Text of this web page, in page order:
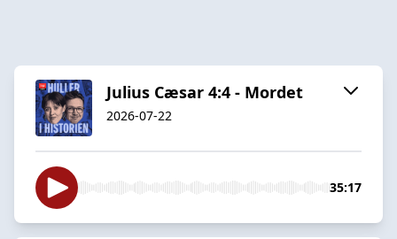
Julius Cæsar 4:4 - Mordet
2026-07-22
35:17